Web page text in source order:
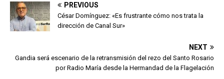
PREVIOUS
César Domínguez: «Es frustrante cómo nos trata la
dirección de Canal Sur»
NEXT
Gandia será escenario de la retransmisión del rezo del Santo Rosario
por Radio María desde la Hermandad de la Flagelación